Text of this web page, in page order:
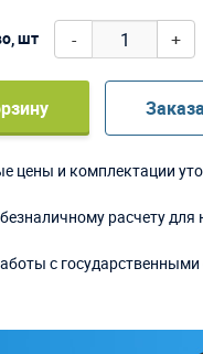
шт - +
цены и комплектации
расчету
с